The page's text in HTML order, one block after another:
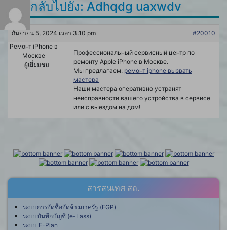
ตอบกลับไปยัง: Adhqdg uaxwdv
กันยายน 5, 2024 เวลา 3:10 pm
#20010
Ремонт iPhone в
Москве
ผู้เยี่ยมชม
Профессиональный сервисный центр по
ремонту Apple iPhone в Москве.
Мы предлагаем: ремонт iphone вызвать
мастера
Наши мастера оперативно устранят
неисправности вашего устройства в сервисе
или с выездом на дом!
สารสนเทศ สถ.
ระบบการจัดซื้อจัดจ้างภาครัฐ (EGP)
ระบบบันทึกบัญชี (e-Lass)
ระบบ E-Plan